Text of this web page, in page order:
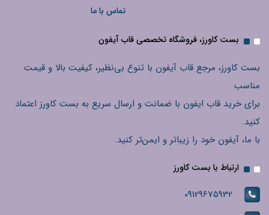
تماس با ما
بست کاورز، فروشگاه تخصصی قاب آیفون
بست کاورز، مرجع قاب آیفون با تنوع بی‌نظیر، کیفیت بالا و قیمت
مناسب
برای خرید قاب ایفون با ضمانت و ارسال سریع به بست کاورز اعتماد
کنید.
با ما، آیفون خود را زیباتر و ایمن‌تر کنید.
ارتباط با بست کاورز
09129675932